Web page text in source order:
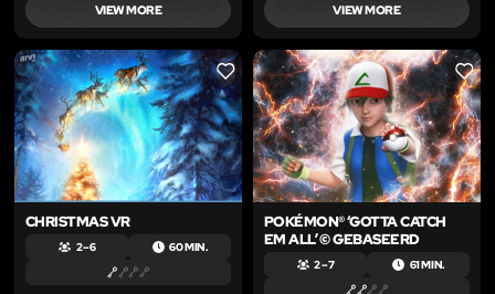
VIEW MORE VIEW MORE
LIKE
CHRISTMAS VR
2 – 6 60 MIN.
LIKE
POKÉMON® ‘GOTTA CATCH
EM ALL’ © GEBASEERD
2 – 7 61 MIN.